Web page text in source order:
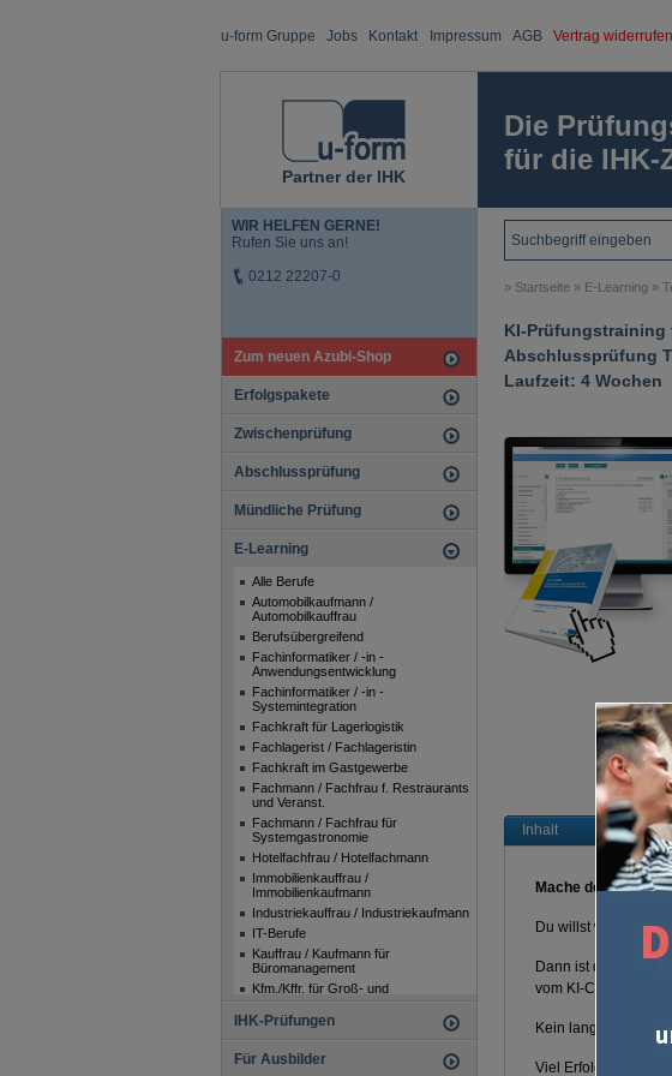
u-form Gruppe Jobs Kontakt Impressum AGB Vertrag widerrufen
Partner der IHK
Die
für die IHK-
WIR HELFEN GERNE!
Rufen Sie uns an!
0212 22207-0
Zum neuen Azubi-Shop
Erfolgspakete
Zwischenprüfung
Abschlussprüfung
Mündliche Prüfung
E-Learning
Alle Berufe
Automobilkaufmann /
Automobilkauffrau
Berufsübergreifend
Fachinformatiker / -in -
Anwendungsentwicklung
Fachinformatiker / -in -
Systemintegration
Fachkraft für Lagerlogistik
Fachlagerist / Fachlageristin
Fachkraft im Gastgewerbe
Fachmann / Fachfrau f. Restraurants
und Veranst.
Fachmann / Fachfrau für
Systemgastronomie
Hotelfachfrau / Hotelfachmann
Immobilienkauffrau /
Immobilienkaufmann
Industriekauffrau / Industriekaufmann
IT-Berufe
Kauffrau / Kaufmann für
Büromanagement
Kfm./Kffr. für Groß- und
Außenhandelsmanagement
Kauffrau / Kaufmann für
Marketingkommunikation
Kaufmann / Kauffrau Spedition und
IHK-Prüfungen
Für Ausbilder
» Startseite » E-Learning »
KI-Prüfungstraining
Abschlussprüfung
Laufzeit: 4 Wochen
Inhalt
Mache den Echt-
Du willst wissen,
Dann ist das hier
vom KI-Coach prüfen!
Kein langes
Viel Erfolg für die